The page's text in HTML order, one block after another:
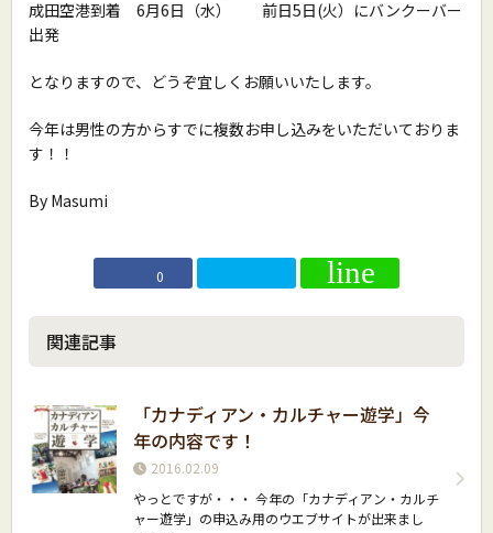
成田空港到着 6月6日（水） 前日5日(火）にバンクーバー
出発
となりますので、どうぞ宜しくお願いいたします。
今年は男性の方からすでに複数お申し込みをいただいておりま
す！！
By Masumi
0
関連記事
「カナディアン・カルチャー遊学」今
年の内容です！
2016.02.09
やっとですが・・・ 今年の「カナディアン・カルチ
ャー遊学」の申込み用のウエブサイトが出来まし